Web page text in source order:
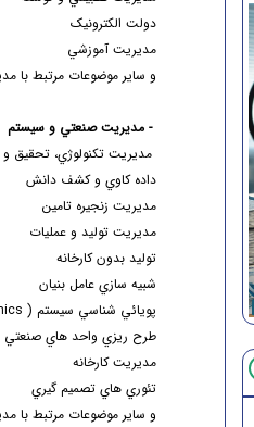
دولت الکترونيک
مديريت آموزشي
و ساير موضوعات مرتبط با
- مديريت صنعتي و سيستم
مديريت تکنولوژي، تحقيق
داده کاوي و کشف دانش
مديريت زنجيره تامين
مديريت توليد و عمليات
توليد بدون کارخانه
شبيه سازي عامل بنيان
پويائي شناسي سيستم ( System Dynemics)
طرح ريزي واحد هاي صنعتي
مديريت کارخانه
تئوري هاي تصميم گيري
و ساير موضوعات مرتبط با